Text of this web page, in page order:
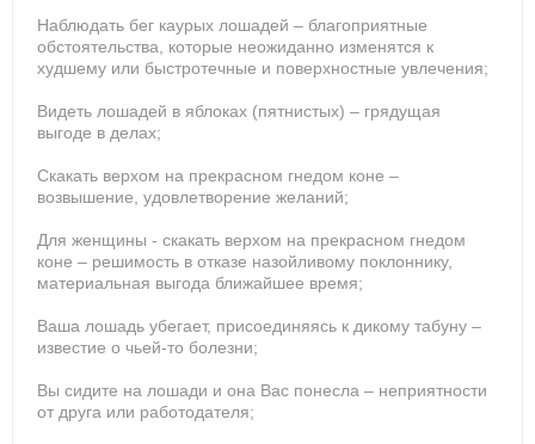
Наблюдать бег каурых лошадей – благоприятные
обстоятельства, которые неожиданно изменятся к
худшему или быстротечные и поверхностные увлечения;
Видеть лошадей в яблоках (пятнистых) – грядущая
выгоде в делах;
Скакать верхом на прекрасном гнедом коне –
возвышение, удовлетворение желаний;
Для женщины - скакать верхом на прекрасном гнедом
коне – решимость в отказе назойливому поклоннику,
материальная выгода ближайшее время;
Ваша лошадь убегает, присоединяясь к дикому табуну –
известие о чьей-то болезни;
Вы сидите на лошади и она Вас понесла – неприятности
от друга или работодателя;